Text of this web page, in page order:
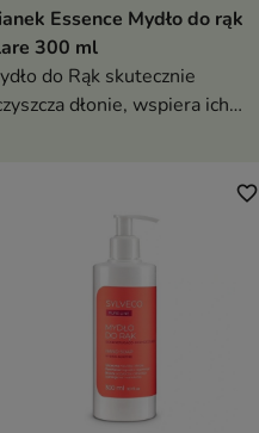
Essence Mydło do rąk
300 ml
do Rąk skutecznie
dłonie, wspiera ich
nut drzewnych
favorite_border